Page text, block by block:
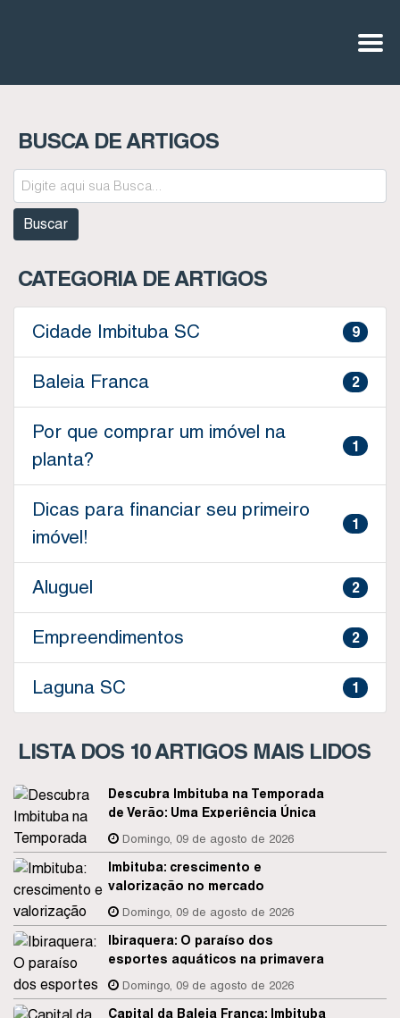
BUSCA DE ARTIGOS
CATEGORIA DE ARTIGOS
Cidade Imbituba SC 9
Baleia Franca 2
Por que comprar um imóvel na
planta?
1
Dicas para financiar seu primeiro
imóvel!
1
Aluguel 2
Empreendimentos 2
Laguna SC 1
LISTA DOS 10 ARTIGOS MAIS LIDOS
Descubra Imbituba na Temporada
de Verão: Uma Experiência Única
com a Zimba Imóveis
Domingo, 09 de agosto de 2026
Imbituba: crescimento e
valorização no mercado
imobiliário
Domingo, 09 de agosto de 2026
Ibiraquera: O paraíso dos
esportes aquáticos na primavera
Domingo, 09 de agosto de 2026
Capital da Baleia Franca: Imbituba